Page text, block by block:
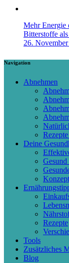
Mehr Energie
Bitterstoffe
26.
Navigation
Abnehmen
Deine
Gesund
Rezepte
Tools
Zusätzliches
Blog